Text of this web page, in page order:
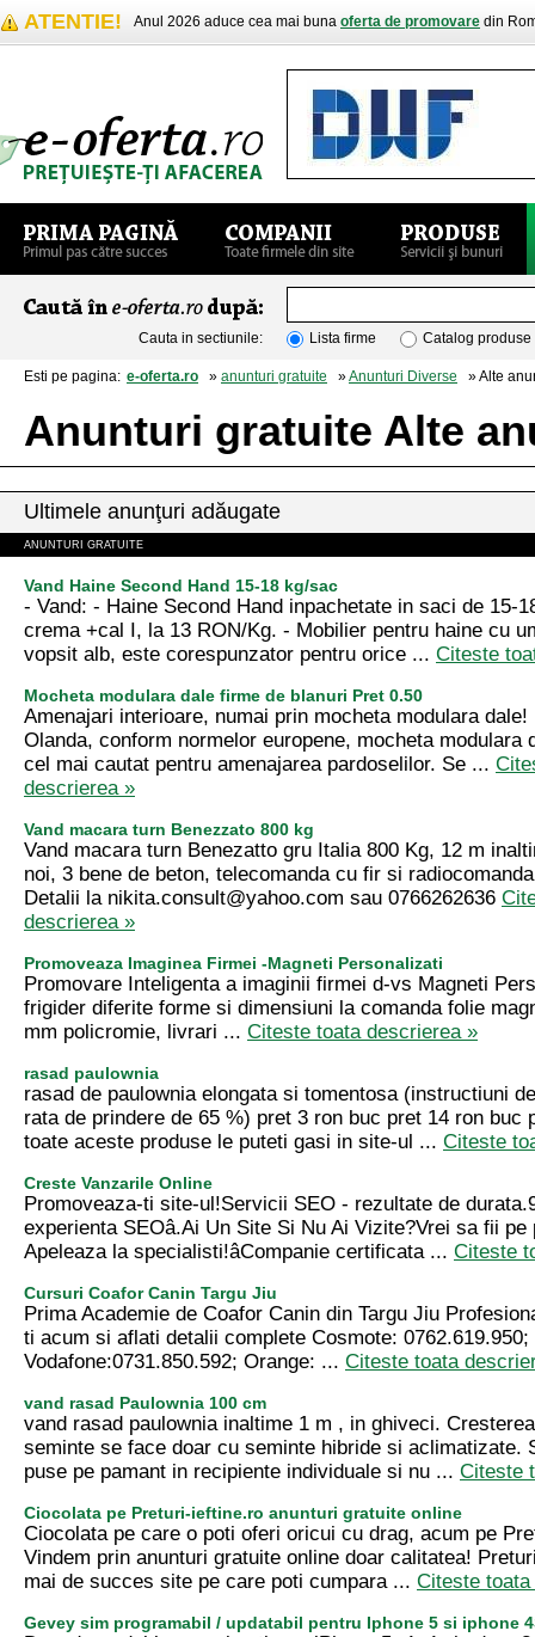
ATENTIE! Anul 2026 aduce cea mai buna oferta de promovare din
Cauta in sectiunile: Lista firme Catalog produse
Esti pe pagina: e-oferta.ro » anunturi gratuite »Anunturi Diverse » Alte
Anunturi gratuite Alte
Ultimele anunţuri adăugate
ANUNTURI GRATUITE
Vand Haine Second Hand 15-18 kg/sac
- Vand: - Haine Second Hand inpachetate in saci de 15-
crema +cal I, la 13 RON/Kg. - Mobilier pentru haine cu
vopsit alb, este corespunzator pentru orice ... Citeste
Mocheta modulara dale firme de blanuri Pret 0.50
Amenajari interioare, numai prin mocheta modulara dale!
Olanda, conform normelor europene, mocheta modulara
cel mai cautat pentru amenajarea pardoselilor. Se ...
descrierea »
Vand macara turn Benezzato 800 kg
Vand macara turn Benezatto gru Italia 800 Kg, 12 m
noi, 3 bene de beton, telecomanda cu fir si
Detalii la nikita.consult@yahoo.com sau 0766262636
descrierea »
Promoveaza Imaginea Firmei -Magneti Personalizati
Promovare Inteligenta a imaginii firmei d-vs Magneti
frigider diferite forme si dimensiuni la comanda folie
mm policromie, livrari ... Citeste toata descrierea »
rasad paulownia
rasad de paulownia elongata si tomentosa (instructiuni
rata de prindere de 65 %) pret 3 ron buc pret 14 ron buc
toate aceste produse le puteti gasi in site-ul ... Citeste
Creste Vanzarile Online
Promoveaza-ti site-ul!Servicii SEO - rezultate de
experienta SEOâ.Ai Un Site Si Nu Ai Vizite?Vrei sa fii
Apeleaza la specialisti!âCompanie certificata ... Citeste
Cursuri Coafor Canin Targu Jiu
Prima Academie de Coafor Canin din Targu Jiu
ti acum si aflati detalii complete Cosmote: 0762.619.950;
Vodafone:0731.850.592; Orange: ... Citeste toata
vand rasad Paulownia 100 cm
vand rasad paulownia inaltime 1 m , in ghiveci.
seminte se face doar cu seminte hibride si aclimatizate.
puse pe pamant in recipiente individuale si nu ... Citeste
Ciocolata pe Preturi-ieftine.ro anunturi gratuite online
Ciocolata pe care o poti oferi oricui cu drag, acum pe
Vindem prin anunturi gratuite online doar calitatea!
mai de succes site pe care poti cumpara ... Citeste
Gevey sim programabil / updatabil pentru Iphone 5 si iphone